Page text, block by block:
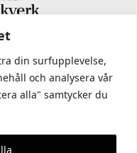
din surfupplevelse,
och analysera vår
alla" samtycker du
INGÅR